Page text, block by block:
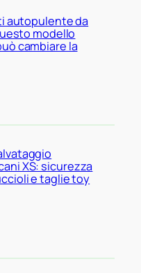
autopulente da
modello
cambiare la
XS: sicurezza
e taglie toy